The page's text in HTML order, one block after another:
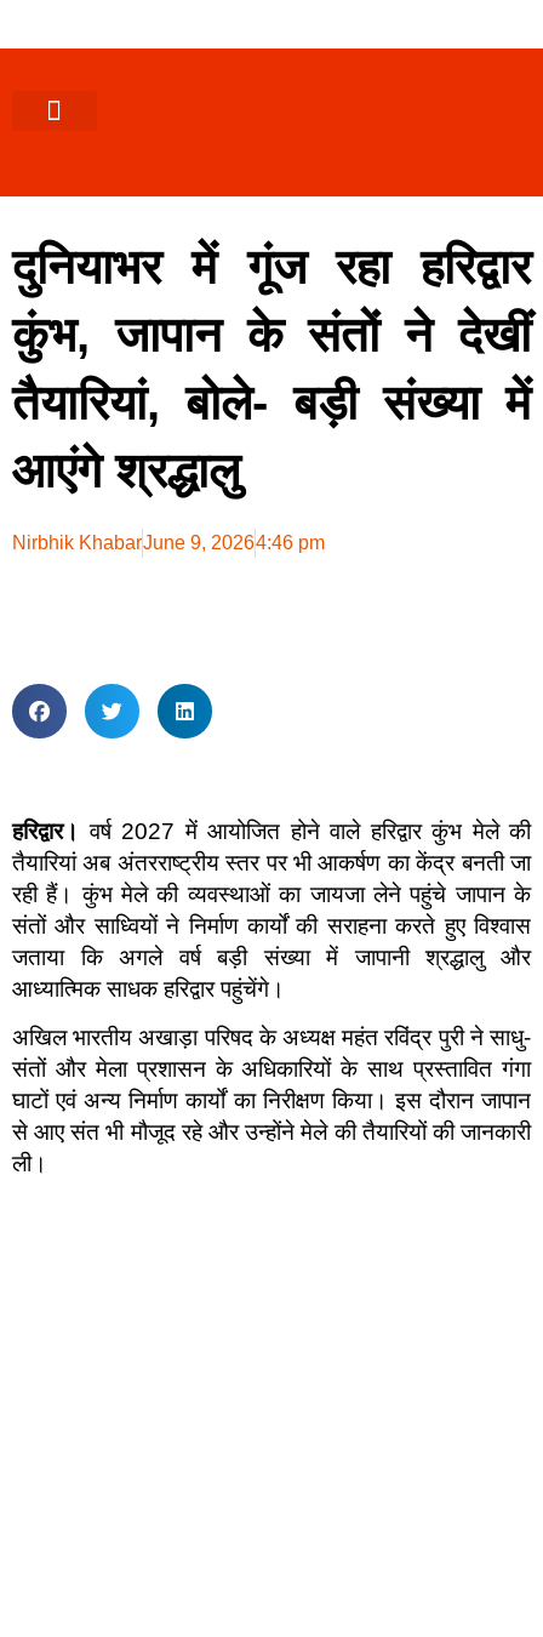
दुनियाभर में गूंज रहा हरिद्वार
कुंभ, जापान के संतों ने देखीं
तैयारियां, बोले- बड़ी संख्या में
आएंगे श्रद्धालु
Nirbhik KhabarJune 9, 20264:46 pm
हरिद्वार। वर्ष 2027 में आयोजित होने वाले हरिद्वार कुंभ मेले की
तैयारियां अब अंतरराष्ट्रीय स्तर पर भी आकर्षण का केंद्र बनती जा
रही हैं। कुंभ मेले की व्यवस्थाओं का जायजा लेने पहुंचे जापान के
संतों और साध्वियों ने निर्माण कार्यों की सराहना करते हुए विश्वास
जताया कि अगले वर्ष बड़ी संख्या में जापानी श्रद्धालु और
आध्यात्मिक साधक हरिद्वार पहुंचेंगे।
अखिल भारतीय अखाड़ा परिषद के अध्यक्ष महंत रविंद्र पुरी ने साधु-
संतों और मेला प्रशासन के अधिकारियों के साथ प्रस्तावित गंगा
घाटों एवं अन्य निर्माण कार्यों का निरीक्षण किया। इस दौरान जापान
से आए संत भी मौजूद रहे और उन्होंने मेले की तैयारियों की जानकारी
ली।